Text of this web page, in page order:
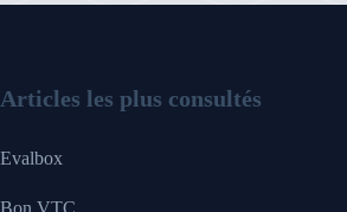
Articles les plus consultés
Evalbox